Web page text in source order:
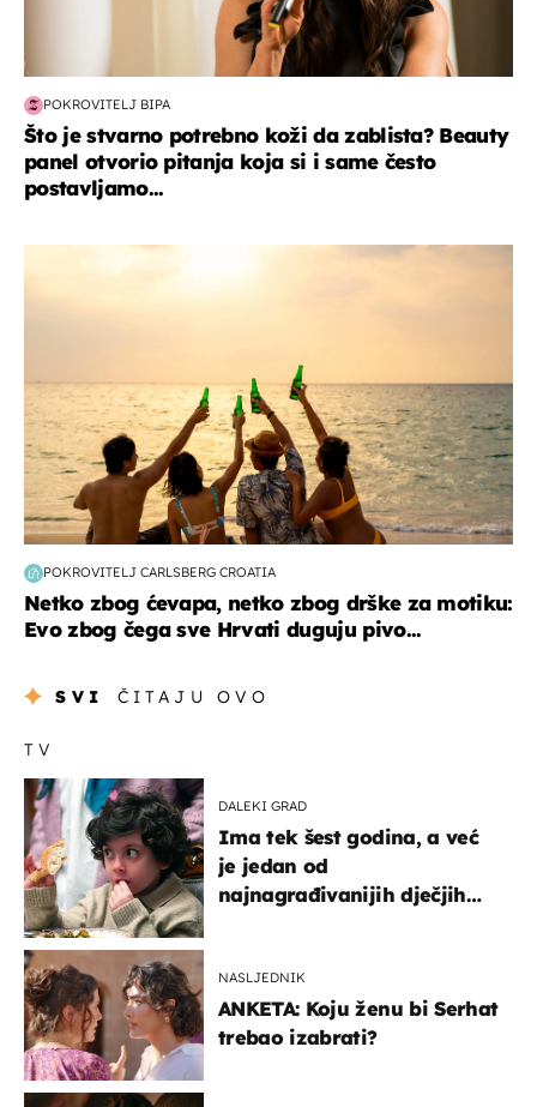
POKROVITELJ BIPA
Što je stvarno potrebno koži da zablista? Beauty
panel otvorio pitanja koja si i same često
postavljamo...
POKROVITELJ CARLSBERG CROATIA
Netko zbog ćevapa, netko zbog drške za motiku:
Evo zbog čega sve Hrvati duguju pivo...
SVI ČITAJU OVO
TV
DALEKI GRAD
Ima tek šest godina, a već
je jedan od
najnagrađivanijih dječjih
NASLJEDNIK
ANKETA: Koju ženu bi Serhat
trebao izabrati?